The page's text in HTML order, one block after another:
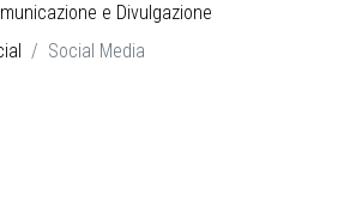
e Divulgazione
Social Media